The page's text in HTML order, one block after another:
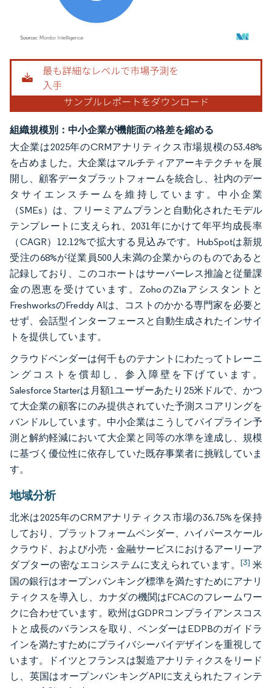
画像 © Mordor Intelligence。再利用にはCC BY 4.0の表示が必要です。
組織規模別：中小企業が機能面の格差を縮める
大企業は2025年のCRMアナリティクス市場規模の53.48%
を占めました。大企業はマルチティアアーキテクチャを展
開し、顧客データプラットフォームを統合し、社内のデー
タサイエンスチームを維持しています。中小企業
（SMEs）は、フリーミアムプランと自動化されたモデル
テンプレートに支えられ、2031年にかけて年平均成長率
（CAGR）12.12%で拡大する見込みです。HubSpotは新規
受注の68%が従業員500人未満の企業からのものであると
記録しており、このコホートはサーバーレス推論と従量課
金の恩恵を受けています。ZohoのZiaアシスタントと
FreshworksのFreddy AIは、コストのかかる専門家を必要と
せず、会話型インターフェースと自動生成されたインサイ
トを提供しています。
クラウドベンダーは何千ものテナントにわたってトレーニ
ングコストを償却し、参入障壁を下げています。
Salesforce Starterは月額1ユーザーあたり25米ドルで、かつ
て大企業の顧客にのみ提供されていた予測スコアリングを
バンドルしています。中小企業はこうしてパイプライン予
測と解約軽減において大企業と同等の水準を達成し、規模
に基づく優位性に依存していた既存事業者に挑戦していま
す。
地域分析
北米は2025年のCRMアナリティクス市場の36.75%を保持
しており、プラットフォームベンダー、ハイパースケール
クラウド、および小売・金融サービスにおけるアーリーア
ダプターの密なエコシステムに支えられています。[3] 米
国の銀行はオープンバンキング標準を満たすためにアナリ
ティクスを導入し、カナダの機関はFCACのフレームワー
クに合わせています。欧州はGDPRコンプライアンスコス
トと成長のバランスを取り、ベンダーはEDPBのガイドラ
インを満たすためにプライバシーバイデザインを重視して
います。ドイツとフランスは製造アナリティクスをリード
し、英国はオープンバンキングAPIに支えられたフィンテ